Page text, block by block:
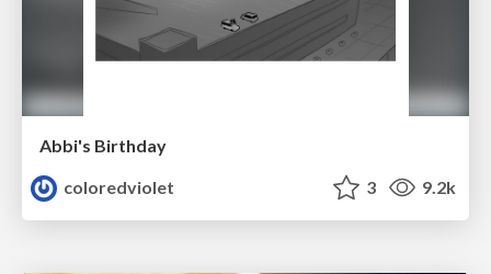
Abbi's Birthday
coloredviolet
3 9.2k